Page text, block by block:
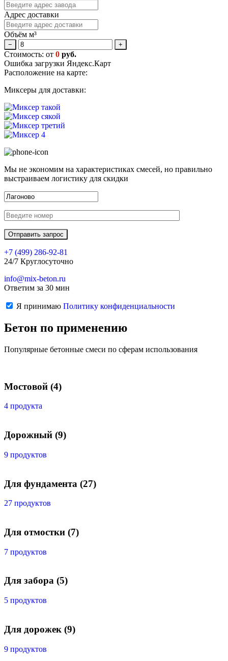
Адрес доставки
Объём м³
− +
Стоимость: от 0 руб.
Ошибка загрузки Яндекс.Карт
Расположение на карте:
Миксеры для доставки:
Мы не экономим на характеристиках смесей, но правильно
выстраиваем логистику для скидки
+7 (499) 286-92-81
24/7 Круглосуточно
info@mix-beton.ru
Ответим за 30 мин
Я принимаю Политику конфиденциальности
Бетон по применению
Популярные бетонные смеси по сферам использования
Мостовой (4)
4 продукта
Дорожный (9)
9 продуктов
Для фундамента (27)
27 продуктов
Для отмостки (7)
7 продуктов
Для забора (5)
5 продуктов
Для дорожек (9)
9 продуктов